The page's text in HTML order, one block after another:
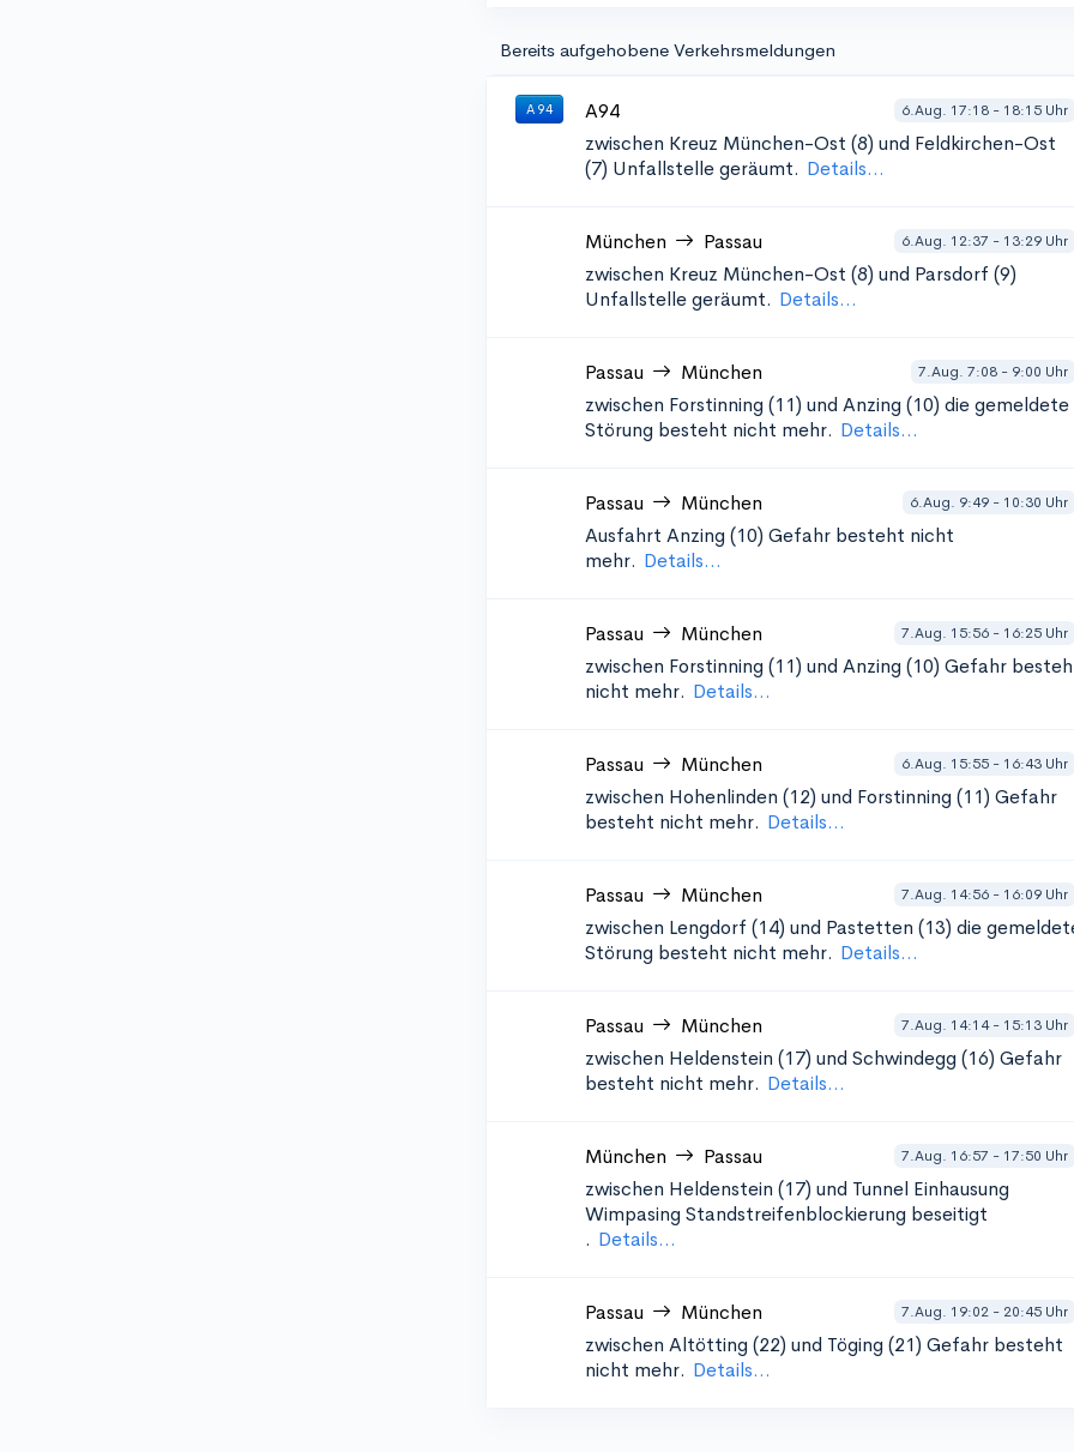
Bereits aufgehobene Verkehrsmeldungen
A 94 A94 6.Aug. 17:18 - 18:15 Uhr
zwischen Kreuz München-Ost (8) und Feldkirchen-Ost
(7) Unfallstelle geräumt. Details...
München Passau 6.Aug. 12:37 - 13:29 Uhr
zwischen Kreuz München-Ost (8) und Parsdorf (9)
Unfallstelle geräumt. Details...
Passau München 7.Aug. 7:08 - 9:00 Uhr
zwischen Forstinning (11) und Anzing (10) die gemeldete
Störung besteht nicht mehr. Details...
Passau München 6.Aug. 9:49 - 10:30 Uhr
Ausfahrt Anzing (10) Gefahr besteht nicht
mehr. Details...
Passau München 7.Aug. 15:56 - 16:25 Uhr
zwischen Forstinning (11) und Anzing (10) Gefahr
nicht mehr. Details...
Passau München 6.Aug. 15:55 - 16:43 Uhr
zwischen Hohenlinden (12) und Forstinning (11) Gefahr
besteht nicht mehr. Details...
Passau München 7.Aug. 14:56 - 16:09 Uhr
zwischen Lengdorf (14) und Pastetten (13) die
Störung besteht nicht mehr. Details...
Passau München 7.Aug. 14:14 - 15:13 Uhr
zwischen Heldenstein (17) und Schwindegg (16) Gefahr
besteht nicht mehr. Details...
München Passau 7.Aug. 16:57 - 17:50 Uhr
zwischen Heldenstein (17) und Tunnel Einhausung
Wimpasing Standstreifenblockierung beseitigt
. Details...
Passau München 7.Aug. 19:02 - 20:45 Uhr
zwischen Altötting (22) und Töging (21) Gefahr besteht
nicht mehr. Details...